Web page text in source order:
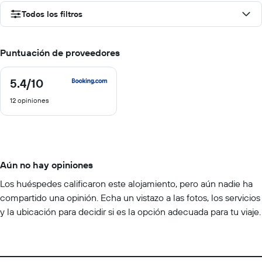
Todos los filtros
Puntuación de proveedores
5.4/10
5.4
10
12 opiniones
Aún no hay opiniones
Los huéspedes calificaron este alojamiento, pero aún nadie ha
compartido una opinión. Echa un vistazo a las fotos, los servicios
y la ubicación para decidir si es la opción adecuada para tu viaje.